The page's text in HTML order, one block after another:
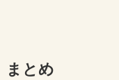
まとめ